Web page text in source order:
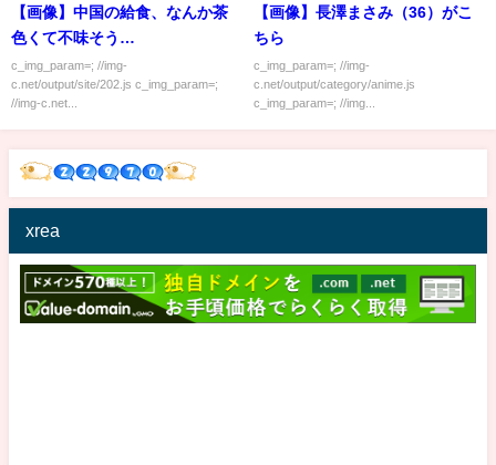
【画像】中国の給食、なんか茶
色くて不味そう…
c_img_param=; //img-
c.net/output/site/202.js c_img_param=;
//img-c.net...
【画像】長澤まさみ（36）がこ
ちら
c_img_param=; //img-
c.net/output/category/anime.js
c_img_param=; //img...
xrea